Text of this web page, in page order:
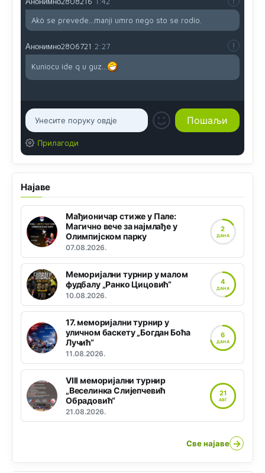
Akò se prevede...manji umro nego sto se rodio.
Анонимно2806721 2:27
Kuniocu ide q u guz...
Прилагоди
Најаве
Мађионичар стиже у Пале:
Магично вече за најмлађе у
Олимпијском парку
07.08.2026.
2
ДАНА
Меморијални турнир у малом
фудбалу „Ранко Цицовић“
10.08.2026.
4
ДАНА
17. меморијални турнир у
уличном баскету „Богдан Боћа
Лучић“
11.08.2026.
6
ДАНА
VIII меморијални турнир
„Веселинка Слијепчевић
Обрадовић“
21.08.2026.
21
АВГ
Све најаве →